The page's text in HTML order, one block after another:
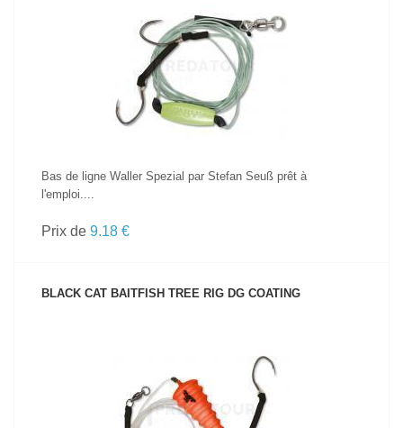
VOIR LE PRODUIT
Bas de ligne Waller Spezial par Stefan Seuß prêt à
l'emploi....
Prix de 9.18 €
BLACK CAT BAITFISH TREE RIG DG COATING
VOIR LE PRODUIT